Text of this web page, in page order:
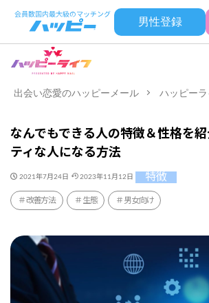
男性登録
出会い恋愛のハッピーメール ハッピーラ
なんでもできる人の特徴＆性格を
ティな人になる方法
2021年7月24日 2023年11月12日 特徴
改善方法 生態 男女向け